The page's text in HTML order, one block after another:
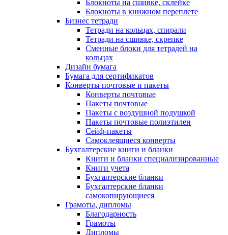
Блокноты на сшивке, склейке
Блокноты в книжном переплете
Бизнес тетради
Тетради на кольцах, спирали
Тетради на сшивке, скрепке
Сменные блоки для тетрадей на
кольцах
Дизайн бумага
Бумага для сертификатов
Конверты почтовые и пакеты
Конверты почтовые
Пакеты почтовые
Пакеты с воздушной подушкой
Пакеты почтовые полиэтилен
Сейф-пакеты
Самоклеящиеся конверты
Бухгалтерские книги и бланки
Книги и бланки специализированные
Книги учета
Бухгалтерские бланки
Бухгалтерские бланки
самокопирующиеся
Грамоты, дипломы
Благодарность
Грамоты
Дипломы